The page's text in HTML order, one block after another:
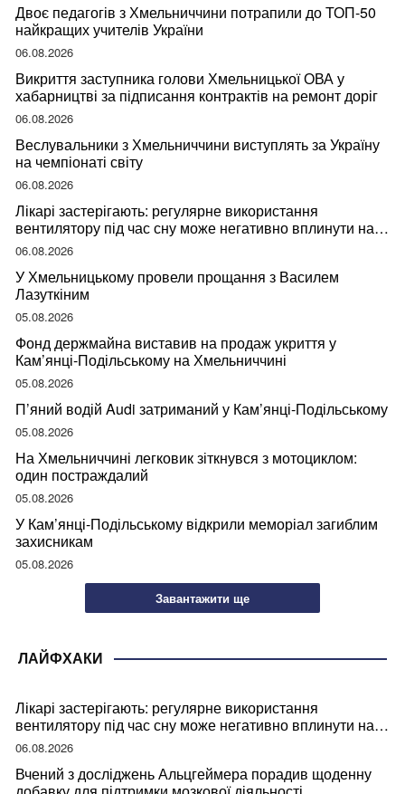
Двоє педагогів з Хмельниччини потрапили до ТОП-50
найкращих учителів України
06.08.2026
Викриття заступника голови Хмельницької ОВА у
хабарництві за підписання контрактів на ремонт доріг
06.08.2026
Веслувальники з Хмельниччини виступлять за Україну
на чемпіонаті світу
06.08.2026
Лікарі застерігають: регулярне використання
вентилятору під час сну може негативно вплинути на
ваше здоров’я
06.08.2026
У Хмельницькому провели прощання з Василем
Лазуткіним
05.08.2026
Фонд держмайна виставив на продаж укриття у
Кам’янці-Подільському на Хмельниччині
05.08.2026
П’яний водій Audi затриманий у Кам’янці-Подільському
05.08.2026
На Хмельниччині легковик зіткнувся з мотоциклом:
один постраждалий
05.08.2026
У Кам’янці-Подільському відкрили меморіал загиблим
захисникам
05.08.2026
Завантажити ще
ЛАЙФХАКИ
Лікарі застерігають: регулярне використання
вентилятору під час сну може негативно вплинути на
ваше здоров’я
06.08.2026
Вчений з досліджень Альцгеймера порадив щоденну